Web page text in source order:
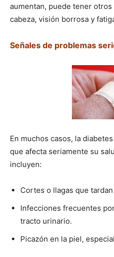
aumentan, puede tener
cabeza, visión borrosa y
Señales de problemas
En muchos casos, la
que afecta seriamente su
incluyen:
Cortes o llagas que
Infecciones frecuentes
tracto urinario.
Picazón en la piel,